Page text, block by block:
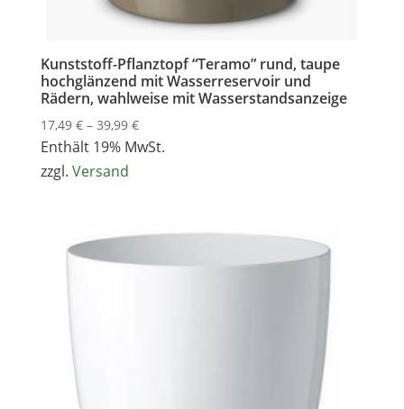
Kunststoff-Pflanztopf “Teramo” rund, taupe
hochglänzend mit Wasserreservoir und
Rädern, wahlweise mit Wasserstandsanzeige
17,49 € – 39,99 €Preisspanne:
17,49 €
Enthält 19% MwSt.
zzgl. Versand